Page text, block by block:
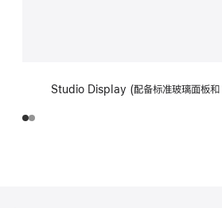
Studio Display (配备标准玻璃面板和